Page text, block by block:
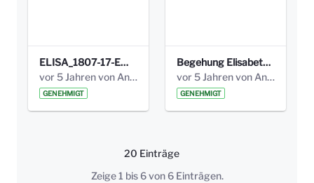
ELISA_1807-17-EW_BEZIRK-kl_compressed.pdf
vor 5 Jahren von Anni Schlumberger
GENEHMIGT
Begehung Elisabethenanlage 1.8.17_Protokoll .pdf
vor 5 Jahren von Anni Schlumberger
GENEHMIGT
20 Einträge
Pro Seite
Zeige 1 bis 6 von 6 Einträgen.